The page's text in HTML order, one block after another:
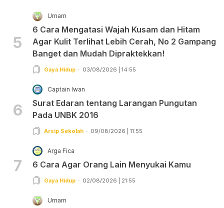
5
Umam
6 Cara Mengatasi Wajah Kusam dan Hitam
Agar Kulit Terlihat Lebih Cerah, No 2 Gampang
Banget dan Mudah Dipraktekkan!
Gaya Hidup 03/08/2026 | 14:55
6
Captain Iwan
Surat Edaran tentang Larangan Pungutan
Pada UNBK 2016
Arsip Sekolah 09/08/2026 | 11:55
7
Arga Fica
6 Cara Agar Orang Lain Menyukai Kamu
Gaya Hidup 02/08/2026 | 21:55
Umam